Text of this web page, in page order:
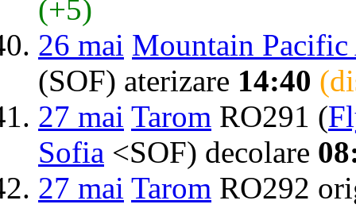
(+5)
26 mai Mountain
(SOF) aterizare 14:40
27 mai Tarom RO291 (
Sofia <SOF) decolare
27 mai Tarom RO292